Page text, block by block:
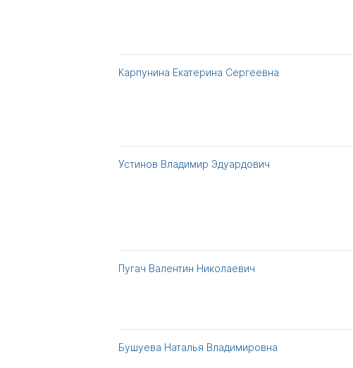
Карпунина Екатерина Сергеевна
Устинов Владимир Эдуардович
Пугач Валентин Николаевич
Бушуева Наталья Владимировна